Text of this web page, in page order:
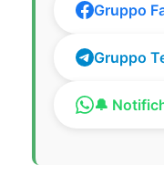
Gruppo
Gruppo
🔔